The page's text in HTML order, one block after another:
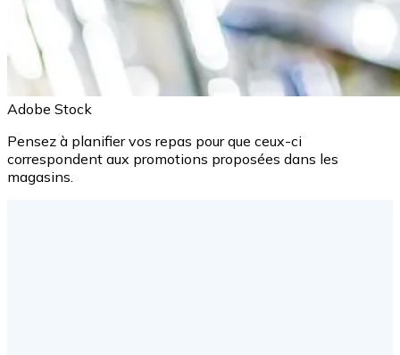
Adobe Stock
Pensez à planifier vos repas pour que ceux-ci
correspondent aux promotions proposées dans les
magasins.